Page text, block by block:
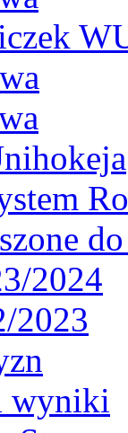
2024
2023
wyniki